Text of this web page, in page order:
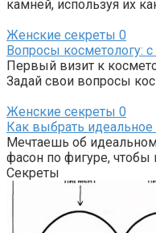
камней, используя их
Женские секреты 0
Вопросы косметологу: с
Первый визит к
Задай свои вопросы
Женские секреты 0
Как выбрать идеальное
Мечтаешь об
фасон по фигуре, чтобы
Секреты